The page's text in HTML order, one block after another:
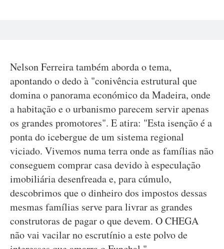
Nelson Ferreira também aborda o tema,
apontando o dedo à "conivência estrutural que
domina o panorama económico da Madeira, onde
a habitação e o urbanismo parecem servir apenas
os grandes promotores". E atira: "Esta isenção é a
ponta do icebergue de um sistema regional
viciado. Vivemos numa terra onde as famílias não
conseguem comprar casa devido à especulação
imobiliária desenfreada e, para cúmulo,
descobrimos que o dinheiro dos impostos dessas
mesmas famílias serve para livrar as grandes
construtoras de pagar o que devem. O CHEGA
não vai vacilar no escrutínio a este polvo de